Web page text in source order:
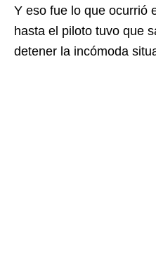
Y eso fue lo que ocurrió
hasta el piloto tuvo que
detener la incómoda